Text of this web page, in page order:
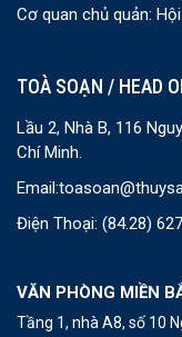
Cơ quan chủ quản:
TOÀ SOẠN / HEAD
Lầu 2, Nhà B, 116
Chí Minh.
Email:
Điện Thoại: (84.28)
VĂN PHÒNG MIỀN
Tầng 1, nhà A8, số 10